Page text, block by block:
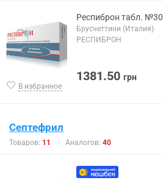
В избранное
Респиброн табл. №30
Брусчеттини (Италия)
РЕСПИБРОН
1381.50 грн
Септефрил
Товаров: 11 Аналогов: 40